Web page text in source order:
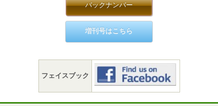
バックナンバー
増刊号はこちら
フェイスブック